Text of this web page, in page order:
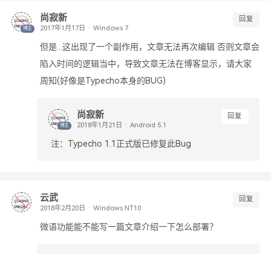
博主
回复
尚寂新
Windows 7
但是...这出现了一个副作用，文章无法再次编辑 否则文章会
陷入时间的逻辑当中，导致文章无法在博客显示，请大家
周知(好像是Typecho本身的BUG)
博主
回复
尚寂新
Android 5.1
注：Typecho 1.1正式版已修复此Bug
回复
云武
Windows NT10
微语功能能不能写一篇文章介绍一下怎么部署？